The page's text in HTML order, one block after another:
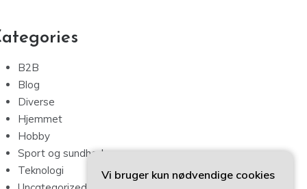
B2B
Blog
Diverse
Hjemmet
Hobby
Sport og sundhed
Teknologi
Vi bruger kun nødvendige cookies